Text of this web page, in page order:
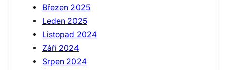
Březen 2025
Leden 2025
Listopad 2024
Září 2024
Srpen 2024